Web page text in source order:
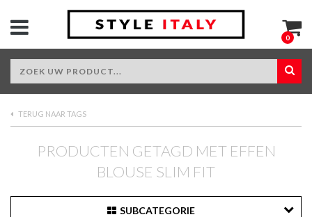
0
TERUG NAAR TAGS
PRODUCTEN GETAGD MET EFFEN
BLOUSE SLIM FIT
SUBCATEGORIE